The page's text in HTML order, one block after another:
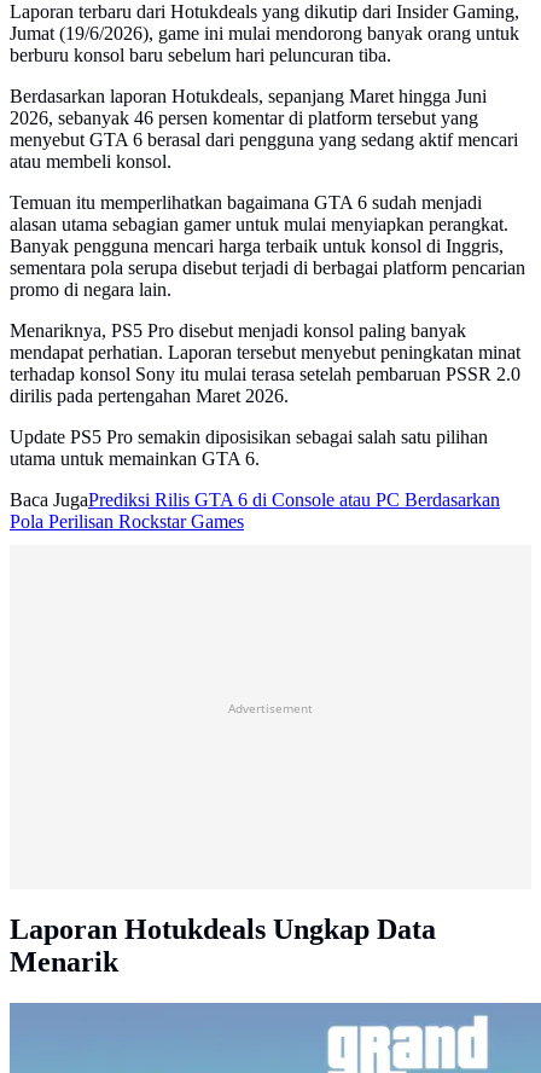
Laporan terbaru dari Hotukdeals yang dikutip dari Insider Gaming,
Jumat (19/6/2026), game ini mulai mendorong banyak orang untuk
berburu konsol baru sebelum hari peluncuran tiba.
Berdasarkan laporan Hotukdeals, sepanjang Maret hingga Juni
2026, sebanyak 46 persen komentar di platform tersebut yang
menyebut GTA 6 berasal dari pengguna yang sedang aktif mencari
atau membeli konsol.
Temuan itu memperlihatkan bagaimana GTA 6 sudah menjadi
alasan utama sebagian gamer untuk mulai menyiapkan perangkat.
Banyak pengguna mencari harga terbaik untuk konsol di Inggris,
sementara pola serupa disebut terjadi di berbagai platform pencarian
promo di negara lain.
Menariknya, PS5 Pro disebut menjadi konsol paling banyak
mendapat perhatian. Laporan tersebut menyebut peningkatan minat
terhadap konsol Sony itu mulai terasa setelah pembaruan PSSR 2.0
dirilis pada pertengahan Maret 2026.
Update PS5 Pro semakin diposisikan sebagai salah satu pilihan
utama untuk memainkan GTA 6.
Baca JugaPrediksi Rilis GTA 6 di Console atau PC Berdasarkan
Pola Perilisan Rockstar Games
Advertisement
Laporan Hotukdeals Ungkap Data
Menarik